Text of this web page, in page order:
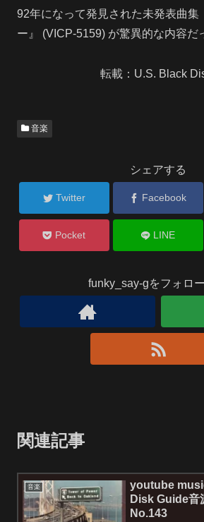
92年になって発見された未発表曲集
ー』 (VICP-5159) が驚異的な内容だ
転載：U.S. Black
音楽
シェアする
Twitter Facebook
Pocket LINE
funky_say-gをフォロ
関連記事
音楽
youtube
Disk Guide
No.143